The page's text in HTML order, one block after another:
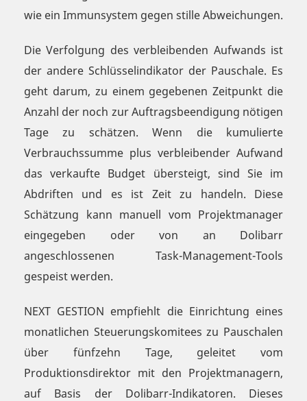
wie ein Immunsystem gegen stille Abweichungen.
Die Verfolgung des verbleibenden Aufwands ist
der andere Schlüsselindikator der Pauschale. Es
geht darum, zu einem gegebenen Zeitpunkt die
Anzahl der noch zur Auftragsbeendigung nötigen
Tage zu schätzen. Wenn die kumulierte
Verbrauchssumme plus verbleibender Aufwand
das verkaufte Budget übersteigt, sind Sie im
Abdriften und es ist Zeit zu handeln. Diese
Schätzung kann manuell vom Projektmanager
eingegeben oder von an Dolibarr
angeschlossenen Task-Management-Tools
gespeist werden.
NEXT GESTION empfiehlt die Einrichtung eines
monatlichen Steuerungskomitees zu Pauschalen
über fünfzehn Tage, geleitet vom
Produktionsdirektor mit den Projektmanagern,
auf Basis der Dolibarr-Indikatoren. Dieses